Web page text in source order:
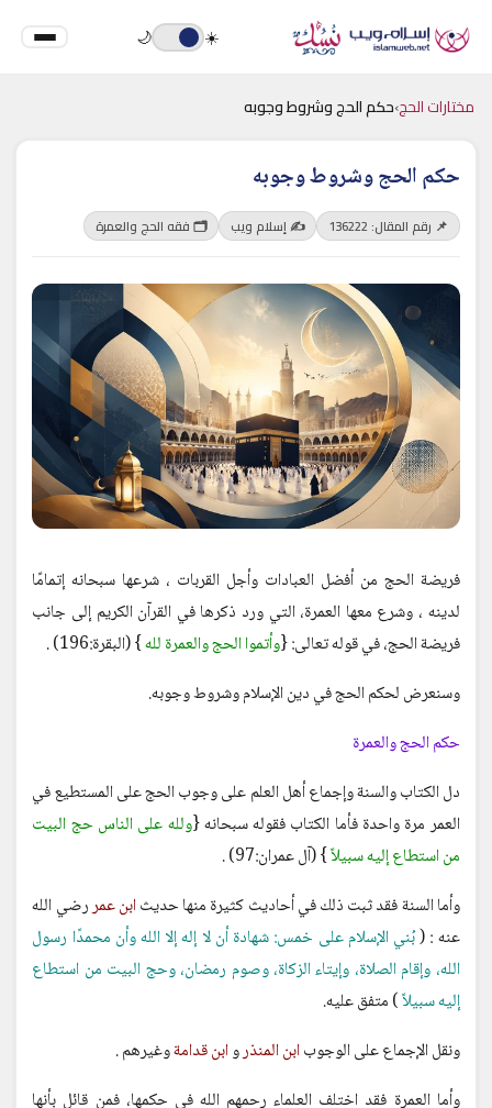
☀️
🌙
مختارات الحج›حكم الحج وشروط وجوبه
حكم الحج وشروط وجوبه
📌 رقم المقال: 136222 ✍️ إسلام ويب 🗂 فقه الحج والعمرة
فريضة الحج من أفضل العبادات وأجل القربات ، شرعها سبحانه إتمامًا
لدينه ، وشرع معها العمرة، التي ورد ذكرها في القرآن الكريم إلى جانب
فريضة الحج، في قوله تعالى: {وأتموا الحج والعمرة لله} (البقرة:196) .
وسنعرض لحكم الحج في دين الإسلام وشروط وجوبه.
حكم الحج والعمرة
دل الكتاب والسنة وإجماع أهل العلم على وجوب الحج على المستطيع في
العمر مرة واحدة فأما الكتاب فقوله سبحانه {ولله على الناس حج البيت
من استطاع إليه سبيلاً} (آل عمران:97) .
وأما السنة فقد ثبت ذلك في أحاديث كثيرة منها حديثابن عمررضي الله
عنه : (بُني الإسلام على خمس: شهادة أن لا إله إلا الله وأن محمدًا رسول
الله، وإقام الصلاة، وإيتاء الزكاة، وصوم رمضان، وحج البيت من استطاع
إليه سبيلاً) متفق عليه.
ونقل الإجماع على الوجوبابن المنذروابن قدامةوغيرهم .
وأما العمرة فقد اختلف العلماء رحمهم الله في حكمها، فمن قائل بأنها